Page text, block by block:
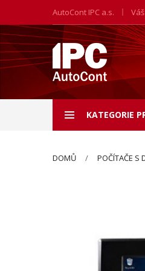
AutoCont IPC a.s.
KATEGORIE
DOMŮ POČÍTAČE S